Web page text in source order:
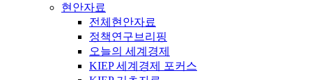
현안자료
전체현안자료
정책연구브리핑
오늘의 세계경제
KIEP 세계경제 포커스